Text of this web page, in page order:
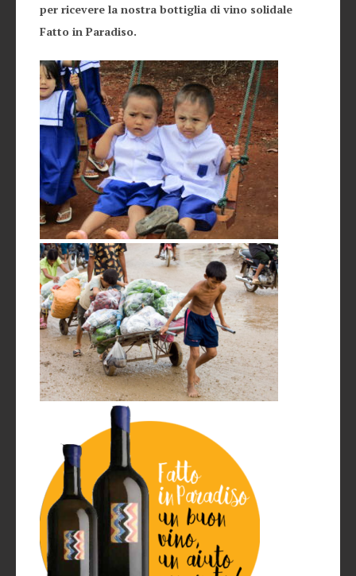
per ricevere la nostra bottiglia di vino solidale
Fatto in Paradiso.